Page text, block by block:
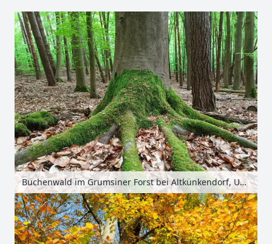
+
−
Buchenwald im Grumsiner Forst bei Altkünkendorf, Uckermark, Brandenburg, Deutschland